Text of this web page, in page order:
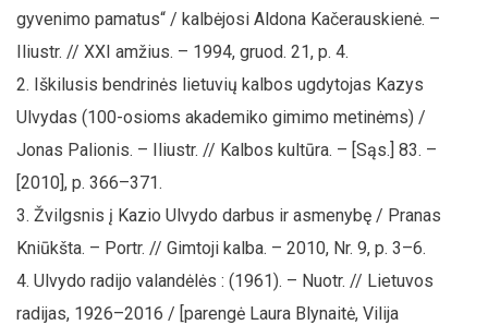
gyvenimo pamatus“ / kalbėjosi Aldona Kačerauskienė. –
Iliustr. // XXI amžius. – 1994, gruod. 21, p. 4.
Iškilusis bendrinės lietuvių kalbos ugdytojas Kazys
Ulvydas (100-osioms akademiko gimimo metinėms) /
Jonas Palionis. – Iliustr. // Kalbos kultūra. – [Sąs.] 83. –
[2010], p. 366–371.
Žvilgsnis į Kazio Ulvydo darbus ir asmenybę / Pranas
Kniūkšta. – Portr. // Gimtoji kalba. – 2010, Nr. 9, p. 3–6.
Ulvydo radijo valandėlės : (1961). – Nuotr. // Lietuvos
radijas, 1926–2016 / [parengė Laura Blynaitė, Vilija